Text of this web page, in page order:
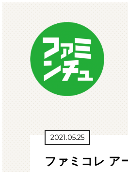
2021.05.25
ファミコレ ア